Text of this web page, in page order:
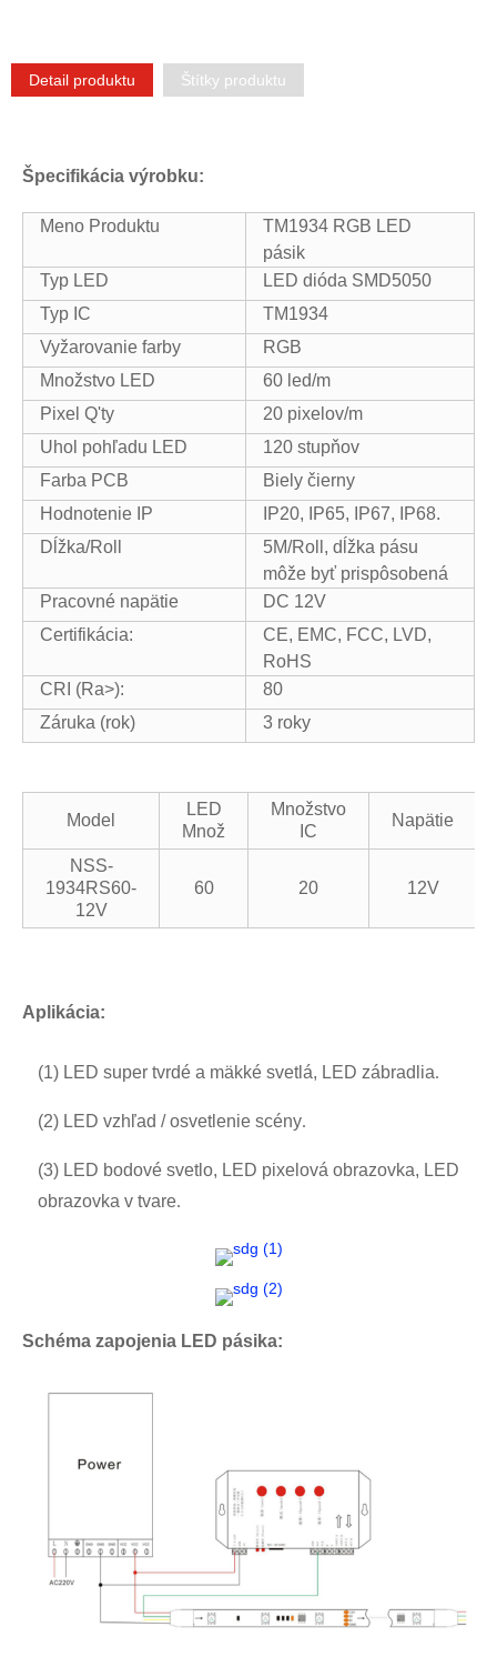
Detail produktu Štítky produktu
Špecifikácia výrobku:
Meno Produktu
TM1934 RGB LED
pásik
Typ LED
LED dióda SMD5050
Typ IC
TM1934
Vyžarovanie farby
RGB
Množstvo LED
60 led/m
Pixel Q'ty
20 pixelov/m
Uhol pohľadu LED
120 stupňov
Farba PCB
Biely čierny
Hodnotenie IP
IP20, IP65, IP67, IP68.
Dĺžka/Roll
5M/Roll, dĺžka pásu
môže byť prispôsobená
Pracovné napätie
DC 12V
Certifikácia:
CE, EMC, FCC, LVD,
RoHS
CRI (Ra>):
80
Záruka (rok)
3 roky
Model
LED
Množ
Množstvo
IC
Napätie
NSS-
1934RS60-
12V
60 20 12V
Aplikácia:
(1) LED super tvrdé a mäkké svetlá, LED zábradlia.
(2) LED vzhľad / osvetlenie scény.
(3) LED bodové svetlo, LED pixelová obrazovka, LED
obrazovka v tvare.
Schéma zapojenia LED pásika: